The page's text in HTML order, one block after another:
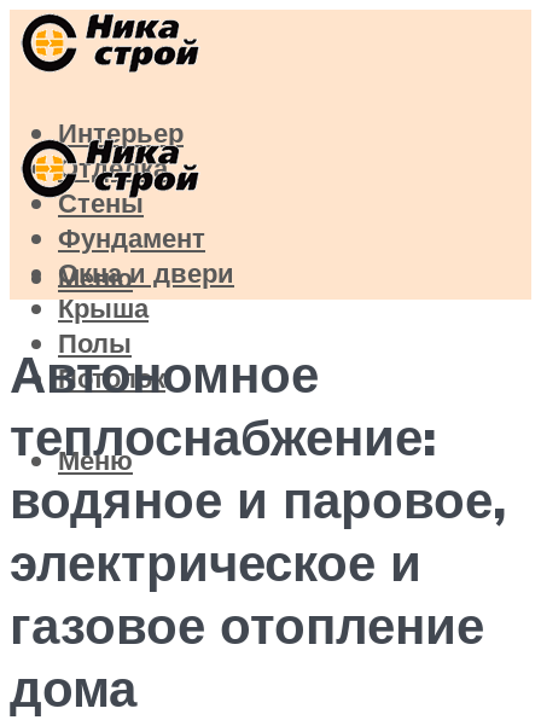
Интерьер
Отделка
Стены
Фундамент
Окна и двери
Крыша
Полы
Потолок
Меню
Меню
Автономное
теплоснабжение:
водяное и паровое,
электрическое и
газовое отопление
дома